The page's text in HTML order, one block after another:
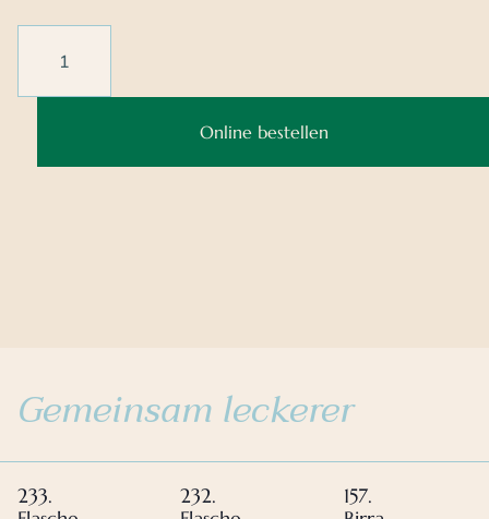
Online bestellen
Gemeinsam leckerer
233.
232.
157.